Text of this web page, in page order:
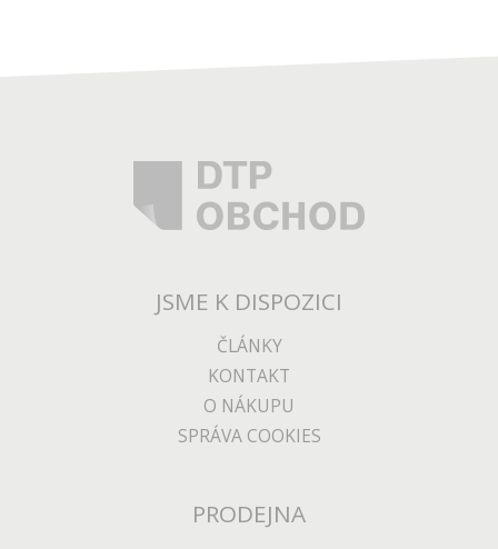
JSME K DISPOZICI
ČLÁNKY
KONTAKT
O NÁKUPU
SPRÁVA COOKIES
PRODEJNA